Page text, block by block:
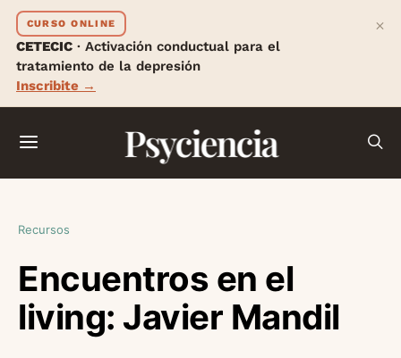
CURSO ONLINE
CETECIC · Activación conductual para el
tratamiento de la depresión
Inscribite →
×
Psyciencia
Recursos
Encuentros en el
living: Javier Mandil